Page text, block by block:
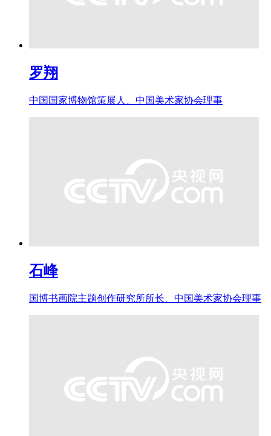
罗翔
中国国家博物馆策展人、中国美术家协会理事
石峰
国博书画院主题创作研究所所长、中国美术家协会理事